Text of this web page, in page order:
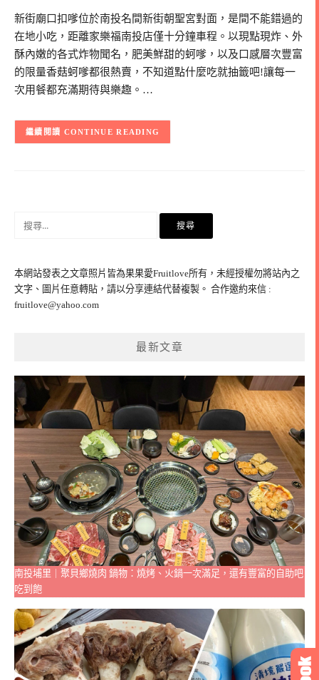
新街廟口扣嗲位於南投名間新街朝聖宮對面，是間不能錯過的
在地小吃，距離家樂福南投店僅十分鐘車程。以現點現炸、外
酥內嫩的各式炸物聞名，肥美鮮甜的蚵嗲，以及口感層次豐富
的限量香菇蚵嗲都很熱賣，不知道點什麼吃就抽籤吧!讓每一
次用餐都充滿期待與樂趣。…
CONTINUE READING
字:
本網站發表之文章照片皆為果果愛Fruitlove所有，未經授權勿將站內之
文字、圖片任意轉貼，請以分享連結代替複製。 合作邀約來信 :
fruitlove@yahoo.com
最新文章
南投埔里｜聚貝鄉燒肉 鍋物：燒烤、火鍋一次滿足，還有豐富的自助吧
吃到飽